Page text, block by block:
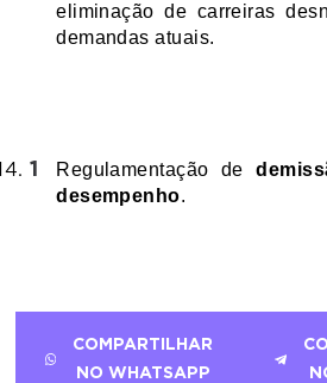
eliminação de carreiras
demandas atuais.
Regulamentação de
desempenho.
COMPARTILHAR
NO WHATSAPP